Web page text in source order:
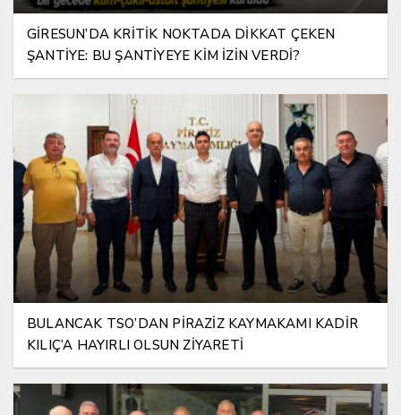
GİRESUN’DA KRİTİK NOKTADA DİKKAT ÇEKEN
ŞANTİYE: BU ŞANTİYEYE KİM İZİN VERDİ?
BULANCAK TSO’DAN PİRAZİZ KAYMAKAMI KADİR
KILIÇ’A HAYIRLI OLSUN ZİYARETİ